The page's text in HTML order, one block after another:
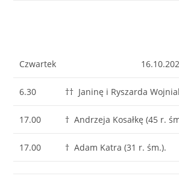
Czwartek
6.30 †† Janinę i Ryszarda
17.00 † Andrzeja Kosałkę (45 r.
17.00 † Adam Katra (31 r. śm.).